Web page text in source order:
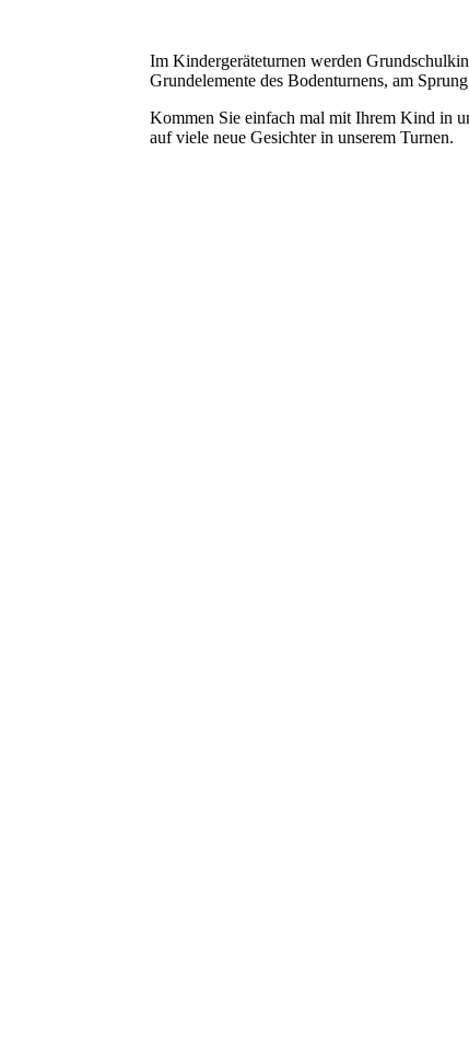
Im Kindergeräteturnen werden
Grundelemente des Bodenturnens, am
Kommen Sie einfach mal mit Ihrem Kind in
auf viele neue Gesichter in unserem Turnen.